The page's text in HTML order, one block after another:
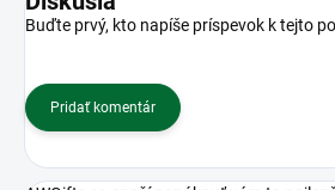
Buďte prvý, kto napíše príspevok k tejto
Pridať komentár